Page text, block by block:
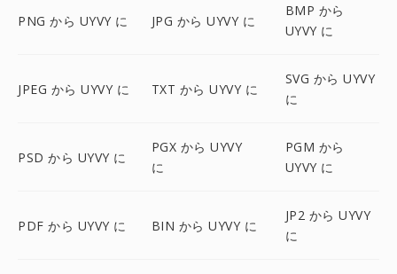
PNG から UYVY に JPG から UYVY に
BMP から
UYVY に
JPEG から UYVY に TXT から UYVY に
SVG から UYVY
に
PSD から UYVY に
PGX から UYVY
に
PGM から
UYVY に
PDF から UYVY に BIN から UYVY に
JP2 から UYVY
に